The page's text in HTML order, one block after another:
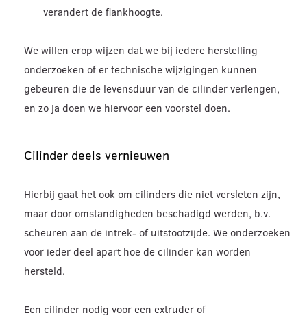
verandert de flankhoogte.
We willen erop wijzen dat we bij iedere herstelling
onderzoeken of er technische wijzigingen kunnen
gebeuren die de levensduur van de cilinder verlengen,
en zo ja doen we hiervoor een voorstel doen.
Cilinder deels vernieuwen
Hierbij gaat het ook om cilinders die niet versleten zijn,
maar door omstandigheden beschadigd werden, b.v.
scheuren aan de intrek- of uitstootzijde. We onderzoeken
voor ieder deel apart hoe de cilinder kan worden
hersteld.
Een cilinder nodig voor een extruder of